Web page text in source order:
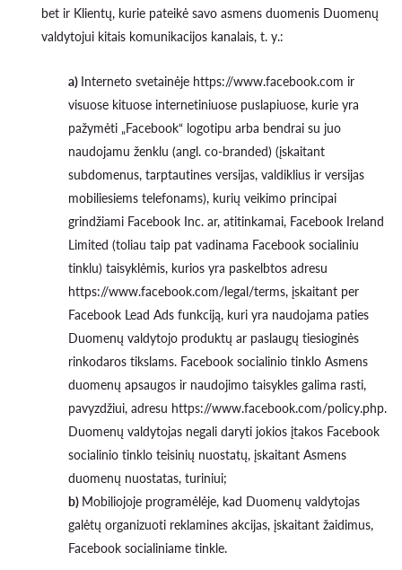
bet ir Klientų, kurie pateikė savo asmens duomenis Duomenų
valdytojui kitais komunikacijos kanalais, t. y.:
a) Interneto svetainėje https://www.facebook.com ir
visuose kituose internetiniuose puslapiuose, kurie yra
pažymėti „Facebook“ logotipu arba bendrai su juo
naudojamu ženklu (angl. co-branded) (įskaitant
subdomenus, tarptautines versijas, valdiklius ir versijas
mobiliesiems telefonams), kurių veikimo principai
grindžiami Facebook Inc. ar, atitinkamai, Facebook Ireland
Limited (toliau taip pat vadinama Facebook socialiniu
tinklu) taisyklėmis, kurios yra paskelbtos adresu
https://www.facebook.com/legal/terms, įskaitant per
Facebook Lead Ads funkciją, kuri yra naudojama paties
Duomenų valdytojo produktų ar paslaugų tiesioginės
rinkodaros tikslams. Facebook socialinio tinklo Asmens
duomenų apsaugos ir naudojimo taisykles galima rasti,
pavyzdžiui, adresu https://www.facebook.com/policy.php.
Duomenų valdytojas negali daryti jokios įtakos Facebook
socialinio tinklo teisinių nuostatų, įskaitant Asmens
duomenų nuostatas, turiniui;
b) Mobiliojoje programėlėje, kad Duomenų valdytojas
galėtų organizuoti reklamines akcijas, įskaitant žaidimus,
Facebook socialiniame tinkle.